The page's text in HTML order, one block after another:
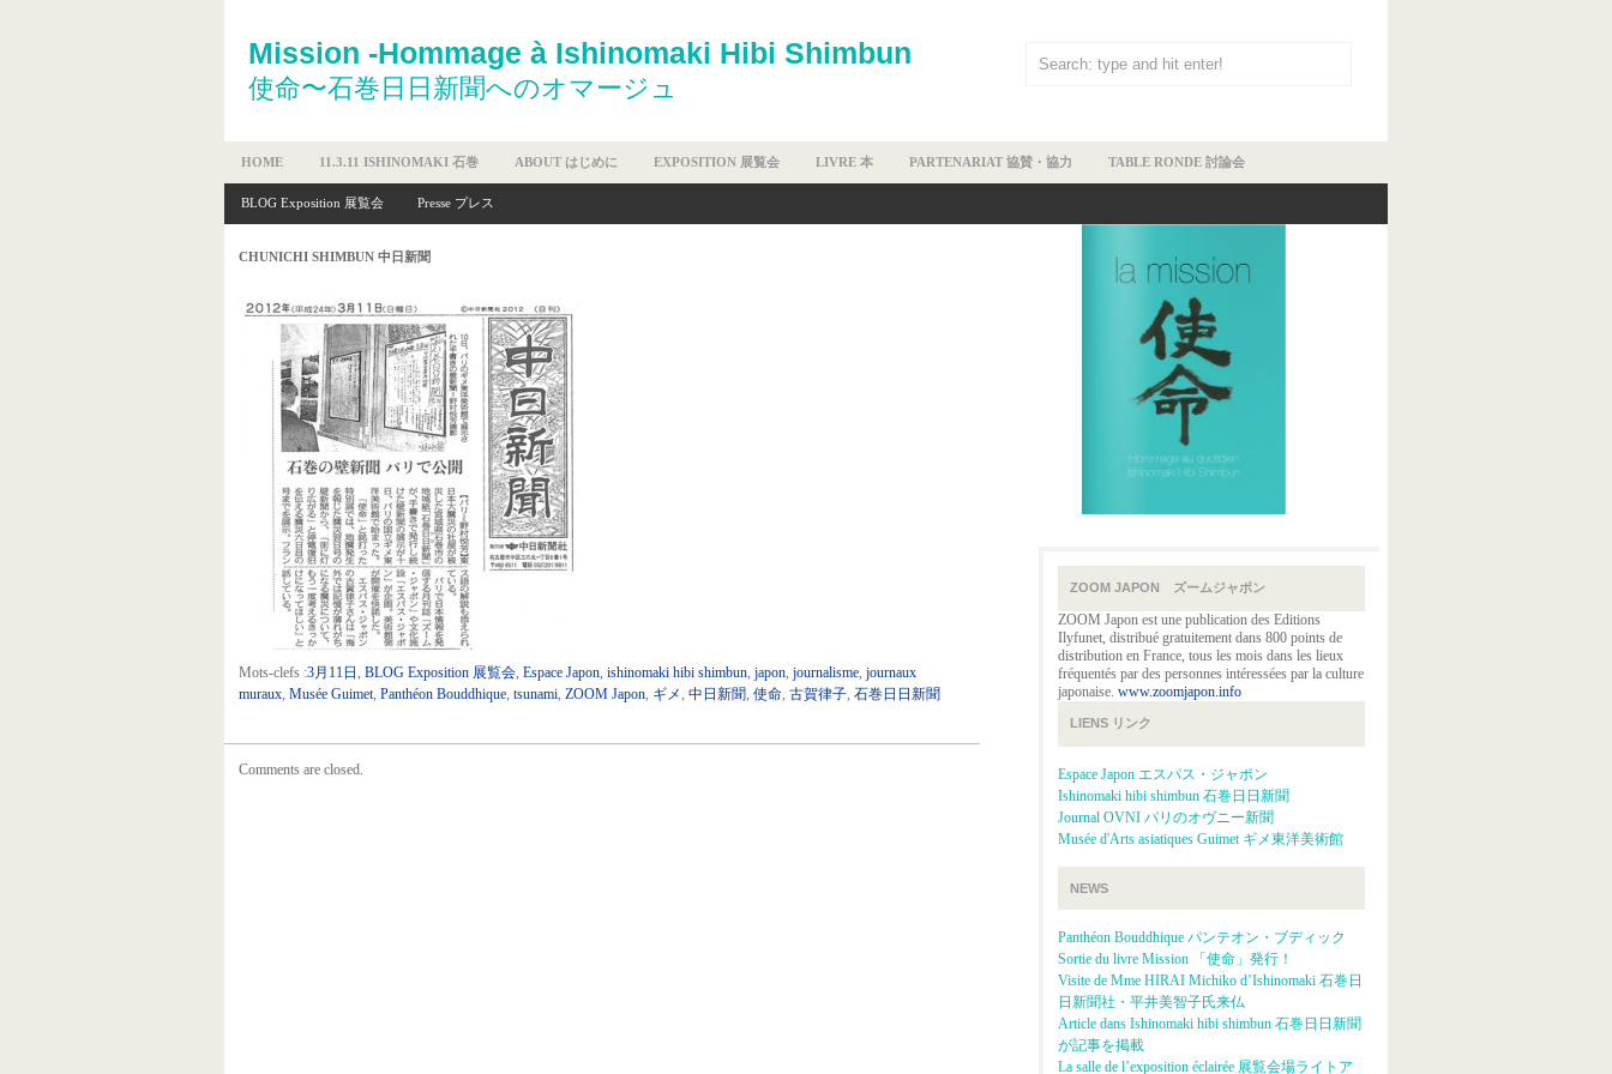
Mission -Hommage à Ishinomaki Hibi Shimbun
使命〜石巻日日新聞へのオマージュ
HOME 11.3.11 ISHINOMAKI 石巻 ABOUT はじめに EXPOSITION 展覧会 LIVRE 本 PARTENARIAT 協賛・協力 TABLE RONDE 討論会
BLOG Exposition 展覧会 Presse プレス
CHUNICHI SHIMBUN 中日新聞
Mots-clefs :3月11日 , BLOG Exposition 展覧会, Espace Japon, ishinomaki hibi shimbun, japon, journalisme, journaux
muraux, Musée Guimet, Panthéon Bouddhique, tsunami, ZOOM Japon, ギメ, 中日新聞, 使命, 古賀律子, 石巻日日新聞
Comments are closed.
ZOOM JAPON ズームジャポン
ZOOM Japon est une publication des Editions
Ilyfunet, distribué gratuitement dans 800 points de
distribution en France, tous les mois dans les lieux
fréquentés par des personnes intéressées par la culture
japonaise. www.zoomjapon.info
LIENS リンク
Espace Japon エスパス・ジャポン
Ishinomaki hibi shimbun 石巻日日新聞
Journal OVNI パリのオヴニー新聞
Musée d'Arts asiatiques Guimet ギメ東洋美術館
NEWS
Panthéon Bouddhique パンテオン・ブディック
Sortie du livre Mission 「使命」発行！
Visite de Mme HIRAI Michiko d’Ishinomaki 石巻日
日新聞社・平井美智子氏来仏
Article dans Ishinomaki hibi shimbun 石巻日日新聞
が記事を掲載
La salle de l’exposition éclairée 展覧会場ライトア